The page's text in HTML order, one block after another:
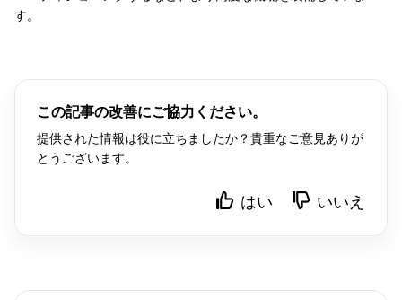
す。
この記事の改善にご協力ください。
提供された情報は役に立ちましたか？貴重なご意見ありが
とうございます。
はい いいえ